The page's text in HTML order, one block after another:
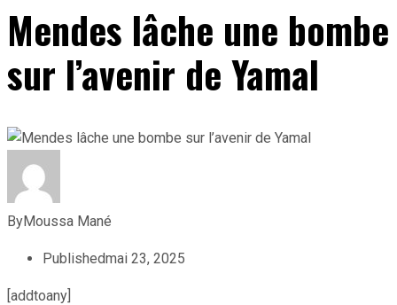
Mendes lâche une bombe
sur l’avenir de Yamal
ByMoussa Mané
Publishedmai 23, 2025
[addtoany]